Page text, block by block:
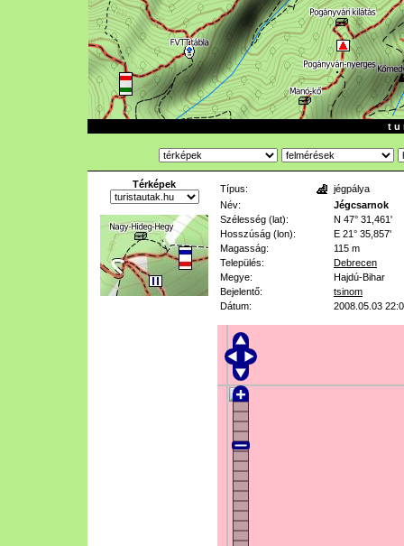
t u
Térképek Típus:
jégpálya
Név:
Jégcsarnok
Szélesség (lat):
N 47° 31,461'
Hosszúság (lon):
E 21° 35,857'
Magasság:
115 m
Település:
Debrecen
Megye:
Hajdú-Bihar
Bejelentő:
tsinom
Dátum:
2008.05.03